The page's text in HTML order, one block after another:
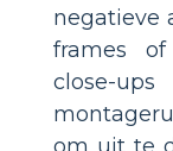
negatieve
frames
close-